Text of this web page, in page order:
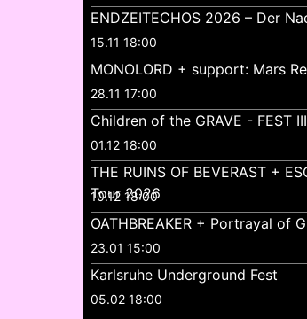
ENDZEITECHOS 2026 – Der
15.11 18:00
MONOLORD + support: Mars
28.11 17:00
Children of the GRAVE - FEST III
01.12 18:00
THE RUINS OF BEVERAST +
Tour 2026
10.12 18:00
OATHBREAKER + Portrayal of
23.01 15:00
Karlsruhe Underground Fest
05.02 18:00